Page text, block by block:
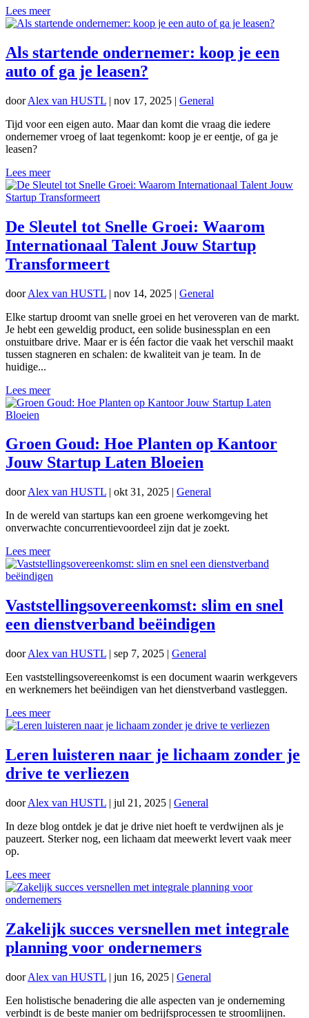
Lees meer
Als startende ondernemer: koop je een
auto of ga je leasen?
doorAlex van HUSTL | nov 17, 2025 | General
Tijd voor een eigen auto. Maar dan komt die vraag die iedere
ondernemer vroeg of laat tegenkomt: koop je er eentje, of ga je
leasen?
Lees meer
De Sleutel tot Snelle Groei: Waarom
Internationaal Talent Jouw Startup
Transformeert
doorAlex van HUSTL | nov 14, 2025 | General
Elke startup droomt van snelle groei en het veroveren van de markt.
Je hebt een geweldig product, een solide businessplan en een
onstuitbare drive. Maar er is één factor die vaak het verschil maakt
tussen stagneren en schalen: de kwaliteit van je team. In de
huidige...
Lees meer
Groen Goud: Hoe Planten op Kantoor
Jouw Startup Laten Bloeien
doorAlex van HUSTL | okt 31, 2025 | General
In de wereld van startups kan een groene werkomgeving het
onverwachte concurrentievoordeel zijn dat je zoekt.
Lees meer
Vaststellingsovereenkomst: slim en snel
een dienstverband beëindigen
doorAlex van HUSTL | sep 7, 2025 | General
Een vaststellingsovereenkomst is een document waarin werkgevers
en werknemers het beëindigen van het dienstverband vastleggen.
Lees meer
Leren luisteren naar je lichaam zonder je
drive te verliezen
doorAlex van HUSTL | jul 21, 2025 | General
In deze blog ontdek je dat je drive niet hoeft te verdwijnen als je
pauzeert. Sterker nog, een lichaam dat meewerkt levert vaak meer
op.
Lees meer
Zakelijk succes versnellen met integrale
planning voor ondernemers
doorAlex van HUSTL | jun 16, 2025 | General
Een holistische benadering die alle aspecten van je onderneming
verbindt is de beste manier om bedrijfsprocessen te stroomlijnen.